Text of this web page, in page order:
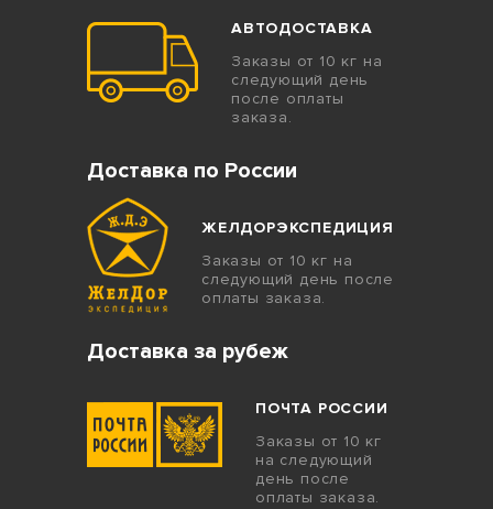
АВТОДОСТАВКА
Заказы от 10 кг на
следующий день
после оплаты
заказа.
Доставка по России
ЖЕЛДОРЭКСПЕДИЦИЯ
Заказы от 10 кг на
следующий день после
оплаты заказа.
Доставка за рубеж
ПОЧТА РОССИИ
Заказы от 10 кг
на следующий
день после
оплаты заказа.